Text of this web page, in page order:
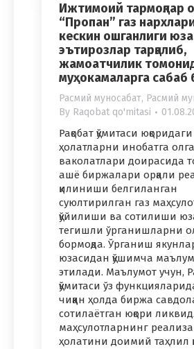
Ижтимоий тармоқлар
“Пропан” газ
кескин ошганлиги
эътирозлар тарқалиб,
жамоатчилик
муҳокамаларга сабаб
Расмий муносабат, Расмий
By Raqobat qo'mitasi
Рақобат қўмитаси юқоридаги
ҳолатларни инобатга
ваколатлари доирасида
ашё биржалари орқали
қилиниши белгиланган
суюлтирилган газ
қўйилиши ва сотилиши
тегишли ўрганишларни
бормоқда. Ўрганиш
юзасидан қўшимча
этилади. Маълумот учун,
қўмитаси ўз
чиққан ҳолда биржа
сотилаётган юқори
маҳсулотларнинг
ҳолатини доимий таҳлил